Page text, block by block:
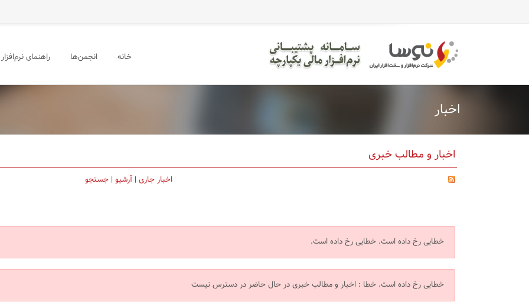
خانه انجمن‌ها راهنمای نرم‌افزار
اخبار
اخبار و مطالب خبری
اخبار جاری | آرشیو | جستجو
خطایی رخ داده است. خطایی رخ داده است.
خطایی رخ داده است. خطا : اخبار و مطالب خبری در حال حاضر در دسترس نیست